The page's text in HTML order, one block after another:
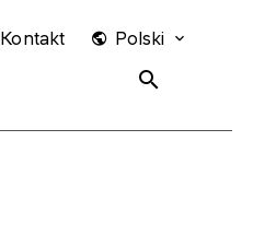
Kontakt Polski